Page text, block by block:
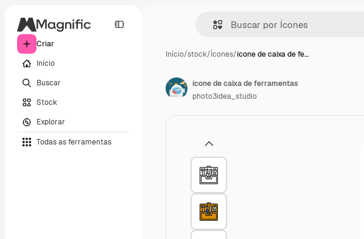
Criar
Início
Buscar
Stock
Explorar
Todas as ferramentas
Início/stock/Ícones/ícone de caixa de fe…
ícone de caixa de ferramentas
photo3idea_studio